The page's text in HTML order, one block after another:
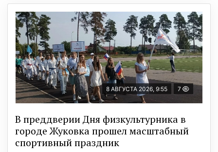
8 АВГУСТА 2026, 9:55 7
В преддверии Дня физкультурника в
городе Жуковка прошел масштабный
спортивный праздник